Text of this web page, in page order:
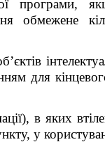
програми,
обмежене
для
в яких
у